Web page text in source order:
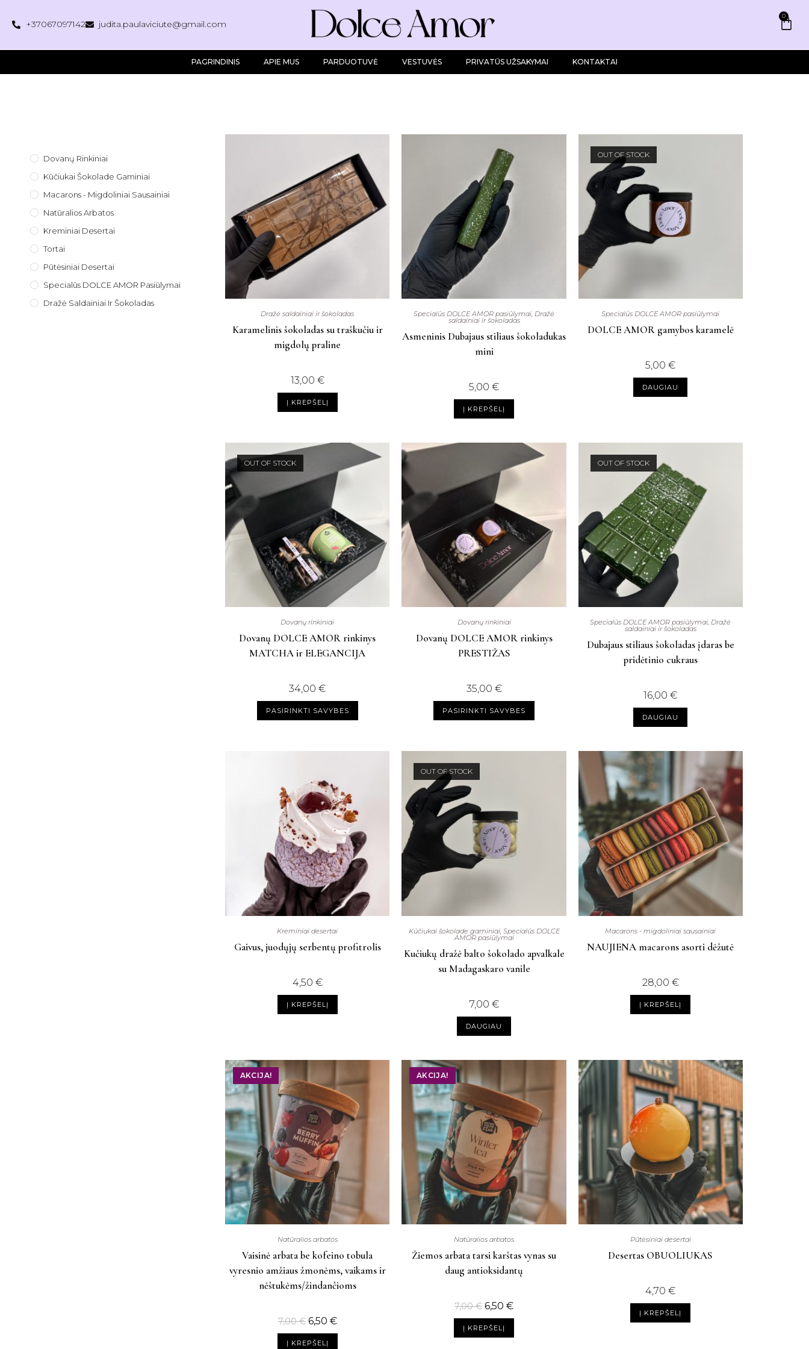
+37067097142 judita.paulaviciute@gmail.com
0
PAGRINDINIS APIE MUS PARDUOTUVĖ VESTUVĖS PRIVATŪS UŽSAKYMAI KONTAKTAI
Dovanų Rinkiniai
Kūčiukai Šokolade Gaminiai
Macarons - Migdoliniai Sausainiai
Natūralios Arbatos
Kreminiai Desertai
Tortai
Pūtėsiniai Desertai
Specialūs DOLCE AMOR Pasiūlymai
Dražė Saldainiai Ir Šokoladas
Dražė saldainiai ir šokoladas
Karamelinis šokoladas su traškučiu ir
migdolų praline
13,00 €
Į KREPŠELĮ
Specialūs DOLCE AMOR pasiūlymai, Dražė
saldainiai ir šokoladas
Asmeninis Dubajaus stiliaus šokoladukas
mini
5,00 €
Į KREPŠELĮ
OUT OF STOCK
Specialūs DOLCE AMOR pasiūlymai
DOLCE AMOR gamybos karamelė
5,00€
DAUGIAU
OUT OF STOCK
Dovanų rinkiniai
Dovanų DOLCE AMOR rinkinys
MATCHA ir ELEGANCIJA
34,00€
PASIRINKTI SAVYBES
Dovanų rinkiniai
Dovanų DOLCE AMOR rinkinys
PRESTIŽAS
35,00 €
PASIRINKTI SAVYBES
OUT OF STOCK
Specialūs DOLCE AMOR pasiūlymai,Dražė
saldainiai ir šokoladas
Dubajaus stiliaus šokoladas įdaras be
pridėtinio cukraus
16,00€
DAUGIAU
Kreminiai desertai
Gaivus, juodųjų serbentų profitrolis
4,50 €
Į KREPŠELĮ
OUT OF STOCK
Kūčiukai šokolade gaminiai, Specialūs DOLCE
AMOR pasiūlymai
Kučiukų dražė balto šokolado apvalkale
su Madagaskaro vanile
7,00 €
DAUGIAU
Macarons - migdoliniai sausainiai
NAUJIENA macarons asorti dėžutė
28,00 €
Į KREPŠELĮ
AKCIJA!
Natūralios arbatos
Vaisinė arbata be kofeino tobula
vyresnio amžiaus žmonėms, vaikams ir
nėštukėms/žindančioms
7,00€ 6,50 €
Į KREPŠELĮ
AKCIJA!
Natūralios arbatos
Žiemos arbata tarsi karštas vynas su
daug antioksidantų
7,00€ 6,50 €
Į KREPŠELĮ
Pūtėsiniai desertai
Desertas OBUOLIUKAS
4,70€
Į KREPŠELĮ